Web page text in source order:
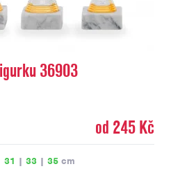
36903
od 245 Kč
31 | 33| 35cm